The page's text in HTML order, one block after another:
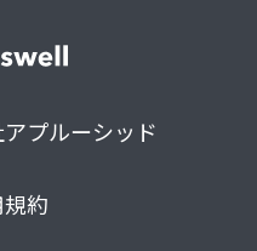
プルーシッド
約